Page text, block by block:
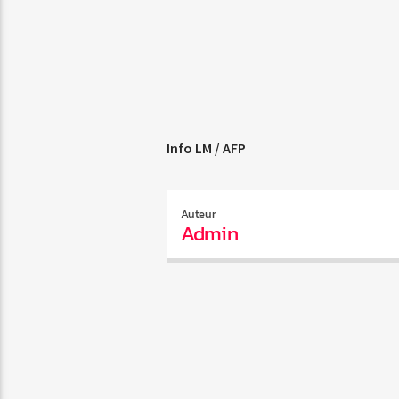
Info LM / AFP
Auteur
Admin